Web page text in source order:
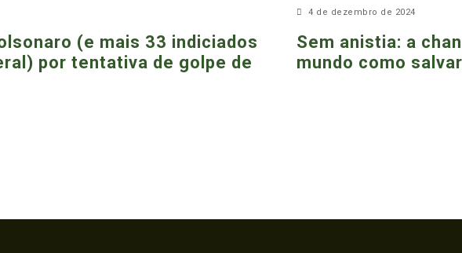
(e mais 33 indiciados
por tentativa de golpe de
4 de dezembro de 2024
Sem anistia: a
mundo como